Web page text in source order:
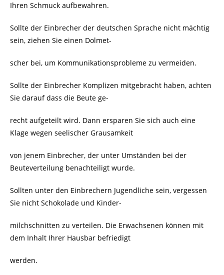
Ihren Schmuck aufbewahren.
Sollte der Einbrecher der deutschen Sprache nicht mächtig
sein, ziehen Sie einen Dolmet-
scher bei, um Kommunikationsprobleme zu vermeiden.
Sollte der Einbrecher Komplizen mitgebracht haben, achten
Sie darauf dass die Beute ge-
recht aufgeteilt wird. Dann ersparen Sie sich auch eine
Klage wegen seelischer Grausamkeit
von jenem Einbrecher, der unter Umständen bei der
Beuteverteilung benachteiligt wurde.
Sollten unter den Einbrechern Jugendliche sein, vergessen
Sie nicht Schokolade und Kinder-
milchschnitten zu verteilen. Die Erwachsenen können mit
dem Inhalt Ihrer Hausbar befriedigt
werden.